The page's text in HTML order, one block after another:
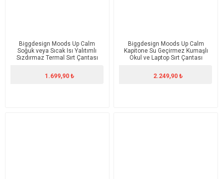
Biggdesign Moods Up Calm
Soğuk veya Sıcak Isı Yalıtımlı
Sızdırmaz Termal Sırt Çantası
1.699,90 ₺
Biggdesign Moods Up Calm
Kapitone Su Geçirmez Kumaşlı
Okul ve Laptop Sırt Çantası
2.249,90 ₺